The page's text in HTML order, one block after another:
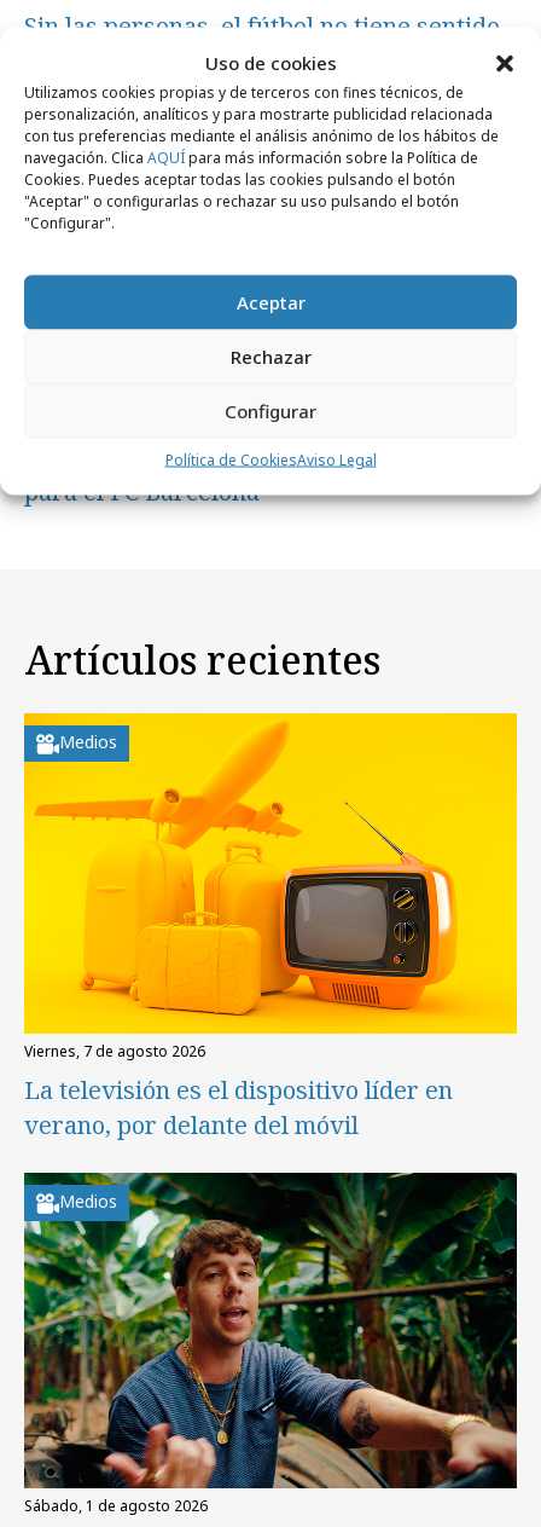
Uso de cookies
Utilizamos cookies propias y de terceros con fines técnicos, de
personalización, analíticos y para mostrarte publicidad relacionada
con tus preferencias mediante el análisis anónimo de los hábitos de
navegación. Clica AQUÍpara más información sobre la Política de
Cookies. Puedes aceptar todas las cookies pulsando el botón
"Aceptar" o configurarlas o rechazar su uso pulsando el botón
"Configurar".
Aceptar
Rechazar
Configurar
Política de CookiesAviso Legal
Sin las personas, el fútbol no tiene sentido
Marcas y ESG
La Casa de Carlota diseña una colección
para el FC Barcelona
Artículos recientes
Medios
viernes, 7 de agosto 2026
La televisión es el dispositivo líder en
verano, por delante del móvil
Medios
sábado, 1 de agosto 2026